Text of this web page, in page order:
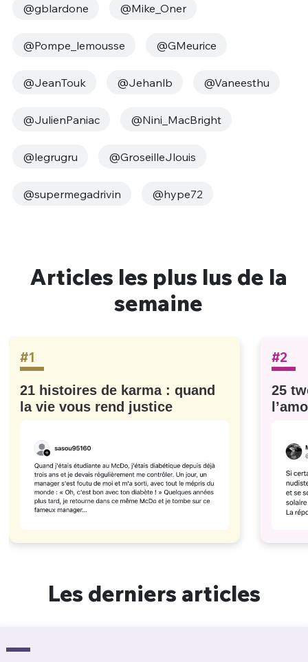
@gblardone @Mike_Oner
@Pompe_lemousse @GMeurice
@JeanTouk @Jehanlb @Vaneesthu
@JulienPaniac @Nini_MacBright
@legrugru @GroseilleJlouis
@supermegadrivin @hype72
Articles les plus lus de la
semaine
#1
21 histoires de karma : quand
la vie vous rend justice
#2
25
Les derniers articles